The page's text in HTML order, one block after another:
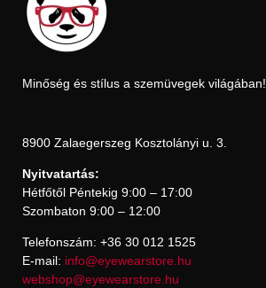
Minőség és stílus a szemüvegek világában!
8900 Zalaegerszeg Kosztolányi u. 3.
Nyitvatartás:
Hétfőtől Péntekig 9:00 – 17:00
Szombaton 9:00 – 12:00
Telefonszám: +36 30 012 1525
E-mail: info@eyewearstore.hu
webshop@eyewearstore.hu